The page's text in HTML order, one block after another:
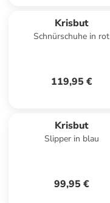
Krisbut
Schnürschuhe in rot
119,95 €
Krisbut
Slipper in blau
99,95 €